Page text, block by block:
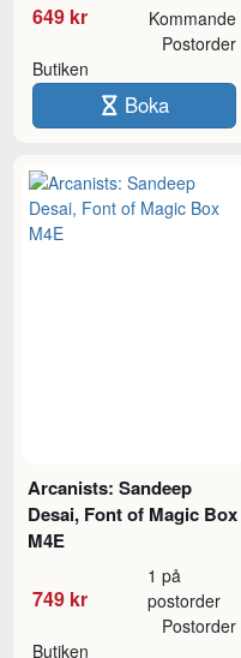
649 kr Kommande
Butiken
Postorder
Boka
Arcanists: Sandeep
Desai, Font of Magic Box
M4E
749 kr
1 på
postorder
Butiken
Postorder